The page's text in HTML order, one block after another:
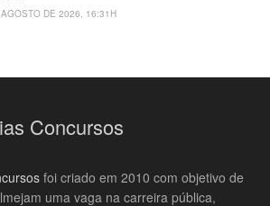
DE 2026, 16:31H
Concursos
foi criado em 2010 com objetivo de
uma vaga na carreira pública,